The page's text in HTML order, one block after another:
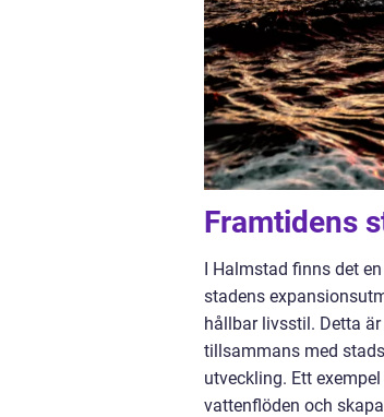
Framtidens
I Halmstad finns det
stadens
hållbar livsstil. Detta
tillsammans med
utveckling. Ett
vattenflöden och